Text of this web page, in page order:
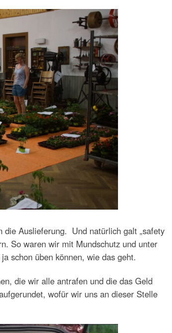
Auslieferung. Und natürlich galt „safety
So waren wir mit Mundschutz und unter
schon üben können, wie das geht.
die wir alle antrafen und die das Geld
wofür wir uns an dieser Stelle